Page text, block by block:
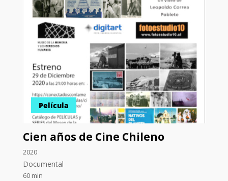
Película
Cien años de Cine Chileno
2020
Documental
60 min